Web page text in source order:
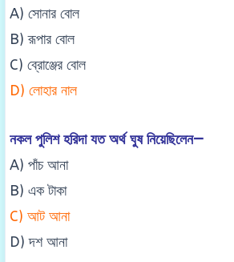
A) সোনার বোল
B) রূপার বোল
C) ব্রোঞ্জের বোল
D) লোহার নাল
নকল পুলিশ হরিদা যত অর্থ ঘুষ নিয়েছিলেন—
A) পাঁচ আনা
B) এক টাকা
C) আট আনা
D) দশ আনা